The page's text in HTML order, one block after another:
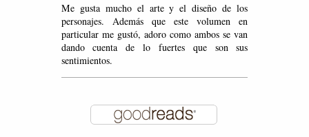
Me gusta mucho el arte y el diseño de los
personajes. Además que este volumen en
particular me gustó, adoro como ambos se van
dando cuenta de lo fuertes que son sus
sentimientos.